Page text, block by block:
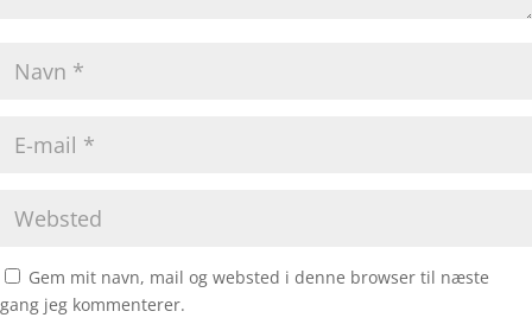
Gem mit navn, mail og websted i denne browser til næste
gang jeg kommenterer.